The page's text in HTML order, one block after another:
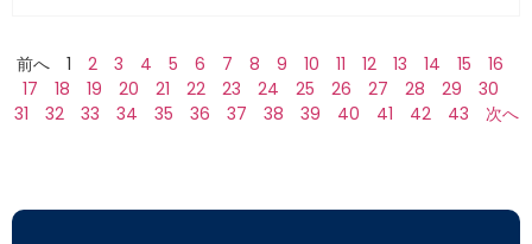
前へ 1 2 3 4 5 6 7 8 9 10 11 12 13 14 15
16
17
18 19 20 21 22 23 24 25 26 27 28 29
30
31
32 33 34 35 36 37 38 39 40 41 42 43 次へ